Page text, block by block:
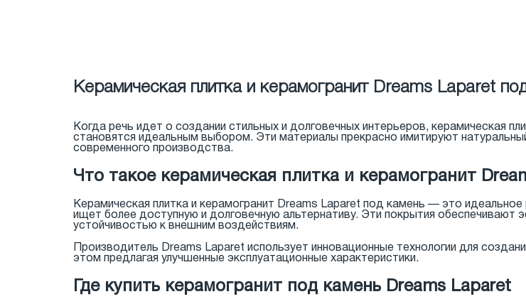
Керамическая плитка и керамогранит Dreams Laparet
Когда речь идет о создании стильных и долговечных интерьеров, керамическая
становятся идеальным выбором. Эти материалы прекрасно имитируют
современного производства.
Что такое керамическая плитка и керамогранит
Керамическая плитка и керамогранит Dreams Laparet под камень — это
ищет более доступную и долговечную альтернативу. Эти покрытия
устойчивостью к внешним воздействиям.
Производитель Dreams Laparet использует инновационные технологии для
этом предлагая улучшенные эксплуатационные характеристики.
Где купить керамогранит под камень Dreams Laparet